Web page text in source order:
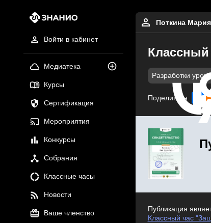
Войти в кабинет
Медиатека
Курсы
Сертификация
Мероприятия
Конкурсы
Собрания
Классные часы
Новости
Ваше членство
Поткина
Разработки уроков
Поделиться
Публикация
Классный час